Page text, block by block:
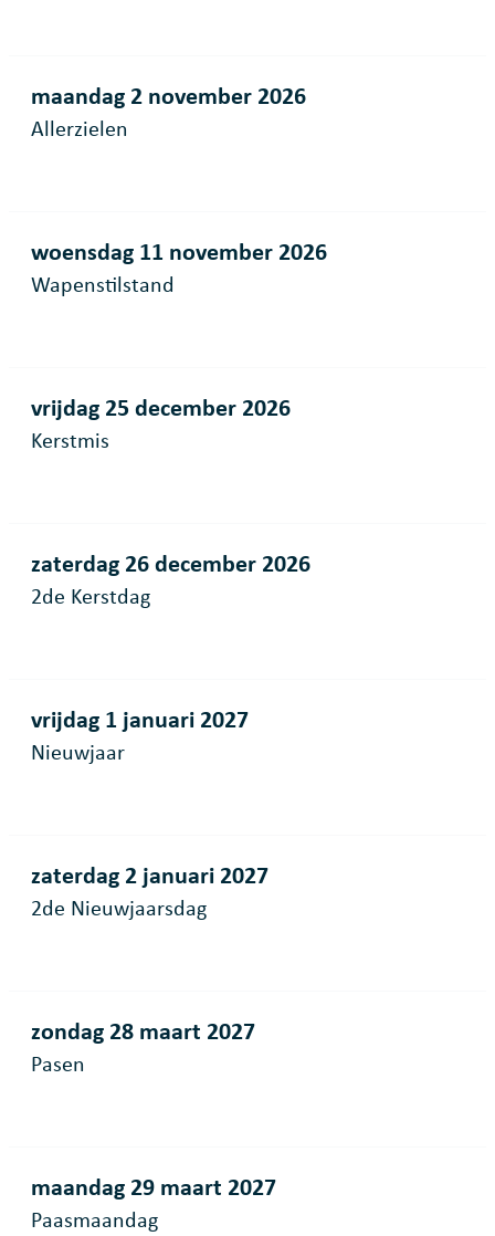
maandag 2 november 2026
Allerzielen
woensdag 11 november 2026
Wapenstilstand
vrijdag 25 december 2026
Kerstmis
zaterdag 26 december 2026
2de Kerstdag
vrijdag 1 januari 2027
Nieuwjaar
zaterdag 2 januari 2027
2de Nieuwjaarsdag
zondag 28 maart 2027
Pasen
maandag 29 maart 2027
Paasmaandag